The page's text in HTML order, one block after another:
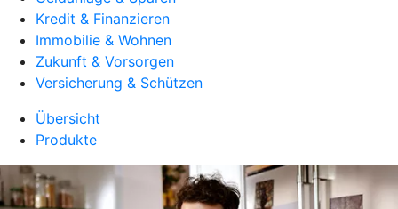
Kredit & Finanzieren
Immobilie & Wohnen
Zukunft & Vorsorgen
Versicherung & Schützen
Übersicht
Produkte